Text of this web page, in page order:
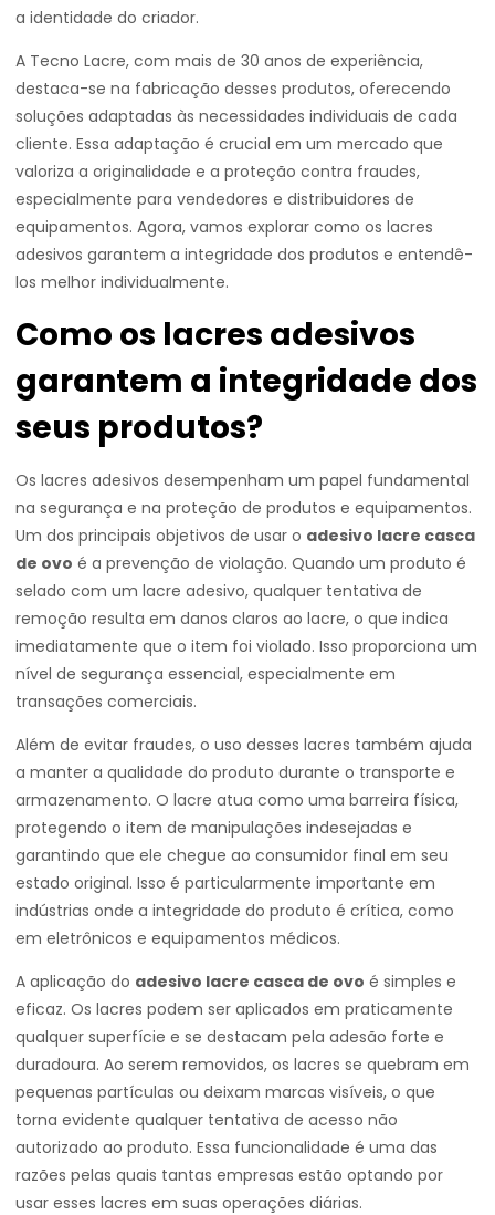
a identidade do criador.
A Tecno Lacre, com mais de 30 anos de experiência,
destaca-se na fabricação desses produtos, oferecendo
soluções adaptadas às necessidades individuais de cada
cliente. Essa adaptação é crucial em um mercado que
valoriza a originalidade e a proteção contra fraudes,
especialmente para vendedores e distribuidores de
equipamentos. Agora, vamos explorar como os lacres
adesivos garantem a integridade dos produtos e entendê-
los melhor individualmente.
Como os lacres adesivos
garantem a integridade dos
seus produtos?
Os lacres adesivos desempenham um papel fundamental
na segurança e na proteção de produtos e equipamentos.
Um dos principais objetivos de usar o adesivo lacre casca
de ovo é a prevenção de violação. Quando um produto é
selado com um lacre adesivo, qualquer tentativa de
remoção resulta em danos claros ao lacre, o que indica
imediatamente que o item foi violado. Isso proporciona um
nível de segurança essencial, especialmente em
transações comerciais.
Além de evitar fraudes, o uso desses lacres também ajuda
a manter a qualidade do produto durante o transporte e
armazenamento. O lacre atua como uma barreira física,
protegendo o item de manipulações indesejadas e
garantindo que ele chegue ao consumidor final em seu
estado original. Isso é particularmente importante em
indústrias onde a integridade do produto é crítica, como
em eletrônicos e equipamentos médicos.
A aplicação do adesivo lacre casca de ovo é simples e
eficaz. Os lacres podem ser aplicados em praticamente
qualquer superfície e se destacam pela adesão forte e
duradoura. Ao serem removidos, os lacres se quebram em
pequenas partículas ou deixam marcas visíveis, o que
torna evidente qualquer tentativa de acesso não
autorizado ao produto. Essa funcionalidade é uma das
razões pelas quais tantas empresas estão optando por
usar esses lacres em suas operações diárias.